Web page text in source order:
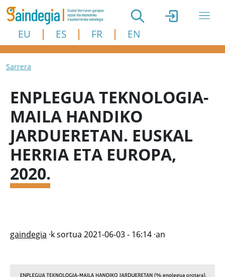
Skip to main content
EU ES FR EN
Breadcrumb
Sarrera
ENPLEGUA TEKNOLOGIA-
MAILA HANDIKO
JARDUERETAN. EUSKAL
HERRIA ETA EUROPA,
2020.
gaindegia ·k sortua 2021-06-03 - 16:14 ·an